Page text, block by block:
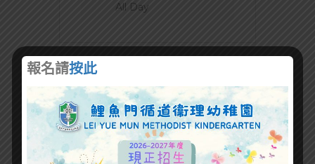
All Day
+ Add to Google Calendar
+ iCal / Outlook export
報名請按此